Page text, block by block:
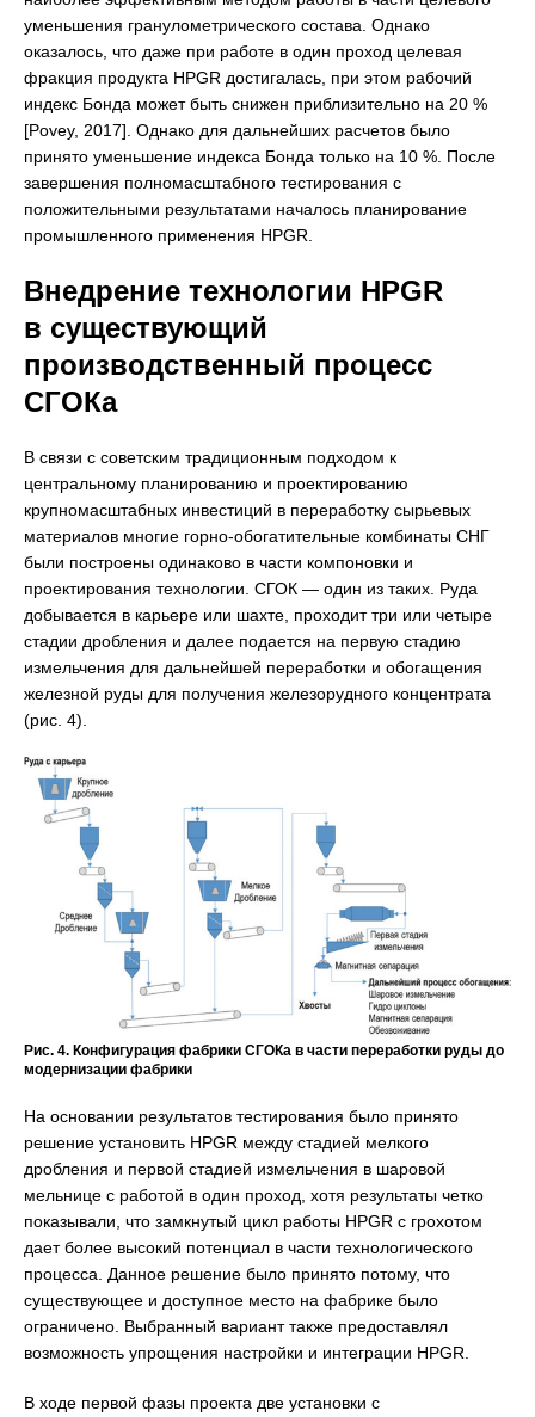
уменьшения гранулометрического состава. Однако
оказалось, что даже при работе в один проход целевая
фракция продукта HPGR достигалась, при этом рабочий
индекс Бонда может быть снижен приблизительно на 20 %
[Povey, 2017]. Однако для дальнейших расчетов было
принято уменьшение индекса Бонда только на 10 %. После
завершения полномасштабного тестирования с
положительными результатами началось планирование
промышленного применения HPGR.
Внедрение технологии HPGR
в существующий
производственный процесс
СГОКа
В связи с советским традиционным подходом к
центральному планированию и проектированию
крупномасштабных инвестиций в переработку сырьевых
материалов многие горно-обогатительные комбинаты СНГ
были построены одинаково в части компоновки и
проектирования технологии. СГОК — один из таких. Руда
добывается в карьере или шахте, проходит три или четыре
стадии дробления и далее подается на первую стадию
измельчения для дальнейшей переработки и обогащения
железной руды для получения железорудного концентрата
(рис. 4).
Рис. 4. Конфигурация фабрики СГОКа в части переработки руды до
модернизации фабрики
На основании результатов тестирования было принято
решение установить HPGR между стадией мелкого
дробления и первой стадией измельчения в шаровой
мельнице с работой в один проход, хотя результаты четко
показывали, что замкнутый цикл работы HPGR с грохотом
дает более высокий потенциал в части технологического
процесса. Данное решение было принято потому, что
существующее и доступное место на фабрике было
ограничено. Выбранный вариант также предоставлял
возможность упрощения настройки и интеграции HPGR.
В ходе первой фазы проекта две установки с